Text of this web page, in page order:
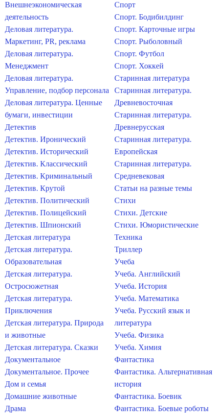
Внешнеэкономическая
деятельность
Деловая литература.
Маркетинг, PR, реклама
Деловая литература.
Менеджмент
Деловая литература.
Управление, подбор персонала
Деловая литература. Ценные
бумаги, инвестиции
Детектив
Детектив. Иронический
Детектив. Исторический
Детектив. Классический
Детектив. Криминальный
Детектив. Крутой
Детектив. Политический
Детектив. Полицейский
Детектив. Шпионский
Детская литература
Детская литература.
Образовательная
Детская литература.
Остросюжетная
Детская литература.
Приключения
Детская литература. Природа
и животные
Детская литература. Сказки
Документальное
Документальное. Прочее
Дом и семья
Домашние животные
Драма
Спорт
Спорт. Бодибилдинг
Спорт. Карточные игры
Спорт. Рыболовный
Спорт. Футбол
Спорт. Хоккей
Старинная литература
Старинная литература.
Древневосточная
Старинная литература.
Древнерусская
Старинная литература.
Европейская
Старинная литература.
Средневековая
Статьи на разные темы
Стихи
Стихи. Детские
Стихи. Юмористические
Техника
Триллер
Учеба
Учеба. Английский
Учеба. История
Учеба. Математика
Учеба. Русский язык и
литература
Учеба. Физика
Учеба. Химия
Фантастика
Фантастика. Альтернативная
история
Фантастика. Боевик
Фантастика. Боевые роботы